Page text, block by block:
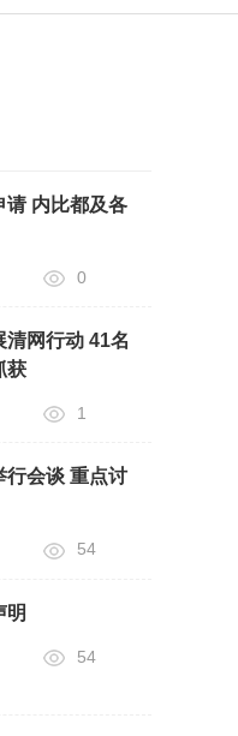
请 内比都及各
0
网行动 41名
获
1
行会谈 重点讨
54
明
54